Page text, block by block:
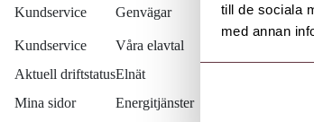
till de sociala
med annan
Kundservice
Kundservice
Aktuell driftstatus
Mina sidor
Genvägar
Våra elavtal
Elnät
Energitjänster